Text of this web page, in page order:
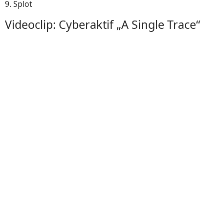
9. Splot
Videoclip: Cyberaktif „A Single Trace“